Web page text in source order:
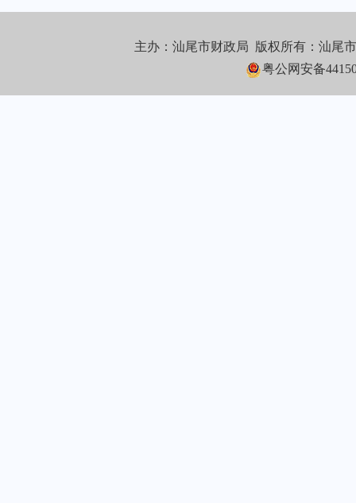
主办：汕尾市财政局 版权所有：汕尾
粤公网安备